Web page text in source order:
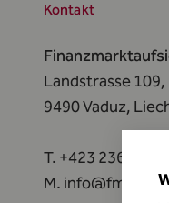
Kontakt
Landstrasse
9490 Vaduz,
T. +423 236 73 73
M. info@fma-li.li